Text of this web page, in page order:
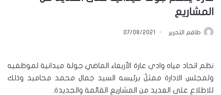
المشاريع
طاقم التحرير 07/08/2021
نظم اتحاد مياه وادي عارة الأربعاء الماضي جولة ميدانية لموظفيه
ولمجلس الادارة ممثلٌ برئيسه السيد جمال محمد محاميد وذلك
للاطلاع على العديد من المشاريع القائمة والجديدة.